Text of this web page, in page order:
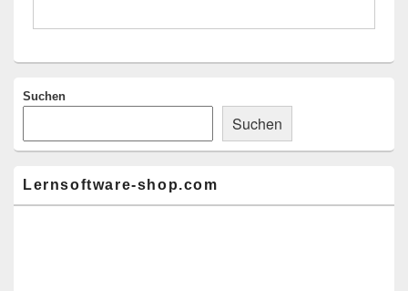
Suchen
Suchen
Lernsoftware-shop.com